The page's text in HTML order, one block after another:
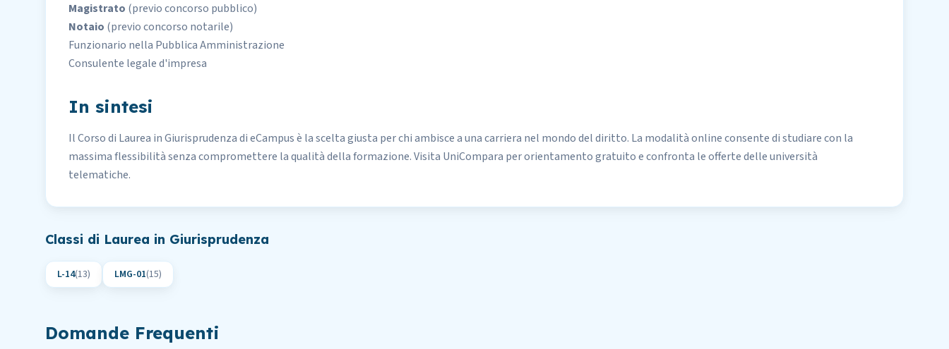
Magistrato (previo concorso pubblico)
Notaio (previo concorso notarile)
Funzionario nella Pubblica Amministrazione
Consulente legale d'impresa
In sintesi
Il Corso di Laurea in Giurisprudenza di eCampus è la scelta giusta per chi ambisce a una carriera nel mondo del diritto. La modalità online consente di studiare con la
massima flessibilità senza compromettere la qualità della formazione. Visita UniCompara per orientamento gratuito e confronta le offerte delleuniversità
telematiche.
Classi di Laurea in Giurisprudenza
L-14(13) LMG-01(15)
Domande Frequenti